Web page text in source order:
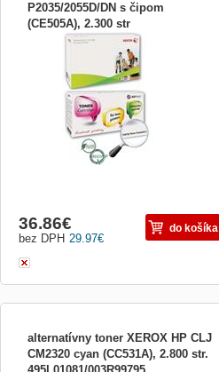
P2035/2055D/DN s čipom
(CE505A), 2.300 str
495L01078/003R99807
pre HP LJ P2035/2055 d,dn s čipem
29.97€
bez DPH
36.86€ do košíka
alternatívny toner XEROX HP CLJ
CM2320 cyan (CC531A), 2.800 str.